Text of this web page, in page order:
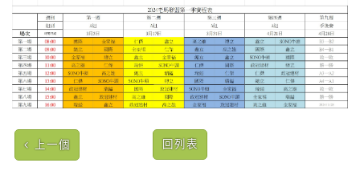
上一個 回列表